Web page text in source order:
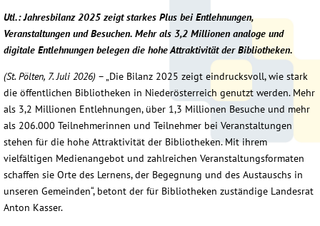
Utl.: Jahresbilanz 2025 zeigt starkes Plus bei Entlehnungen,
Veranstaltungen und Besuchen. Mehr als 3,2 Millionen analoge und
digitale Entlehnungen belegen die hohe Attraktivität der Bibliotheken.
(St. Pölten, 7. Juli 2026) – „Die Bilanz 2025 zeigt eindrucksvoll, wie stark
die öffentlichen Bibliotheken in Niederösterreich genutzt werden. Mehr
als 3,2 Millionen Entlehnungen, über 1,3 Millionen Besuche und mehr
als 206.000 Teilnehmerinnen und Teilnehmer bei Veranstaltungen
stehen für die hohe Attraktivität der Bibliotheken. Mit ihrem
vielfältigen Medienangebot und zahlreichen Veranstaltungsformaten
schaffen sie Orte des Lernens, der Begegnung und des Austauschs in
unseren Gemeinden“, betont der für Bibliotheken zuständige Landesrat
Anton Kasser.